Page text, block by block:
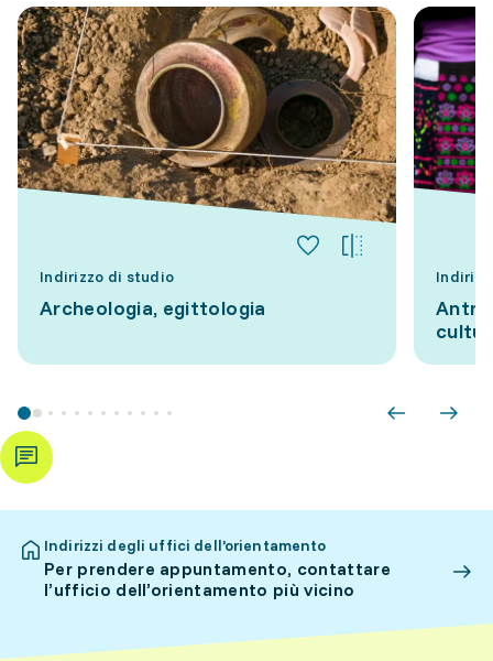
Indirizzo di studio
Archeologia, egittologia
Indirizzi degli uffici dell’orientamento
Per prendere appuntamento, contattare
l’ufficio dell’orientamento più vicino